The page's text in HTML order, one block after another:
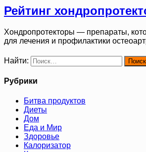
Рейтинг
Хондропротекторы — препараты,
для лечения и профилактики
Найти:
Рубрики
Битва продуктов
Диеты
Дом
Еда и Мир
Здоровье
Калоризатор